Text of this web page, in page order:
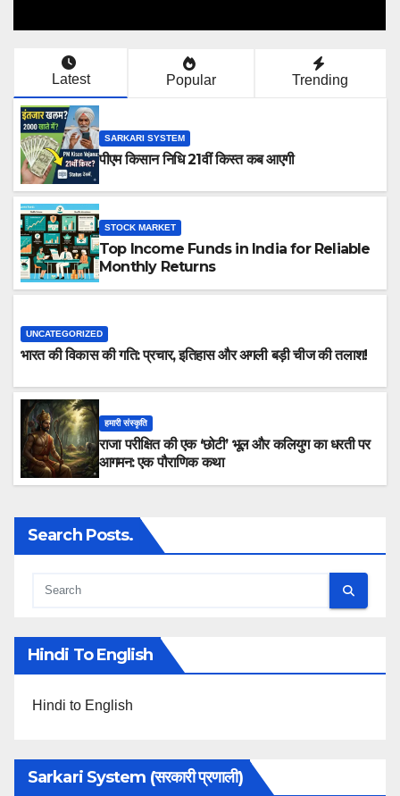
Latest Popular Trending
SARKARI SYSTEM
पीएम किसान निधि 21वीं किस्त कब आएगी
STOCK MARKET
Top Income Funds in India for Reliable
Monthly Returns
UNCATEGORIZED
भारत की विकास की गति: प्रचार, इतिहास और अगली बड़ी चीज की तलाश!
हमारी संस्कृति
राजा परीक्षित की एक ‘छोटी’ भूल और कलियुग का धरती पर
आगमन: एक पौराणिक कथा
Search Posts.
Hindi To English
Hindi to English
Sarkari System (सरकारी प्रणाली)